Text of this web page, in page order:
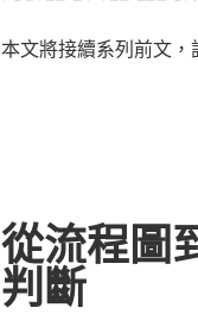
本文將接續系列前文，
從流程圖
判斷